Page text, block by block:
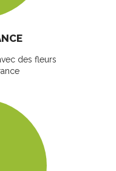
des fleurs